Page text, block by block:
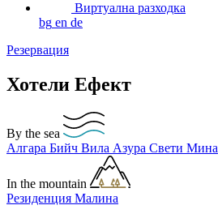
Виртуална разходка
bg en de
Резервация
Хотели Ефект
By the sea
Алгара Бийч Вила Азура Свети Мина
In the mountain
Резиденция Малина